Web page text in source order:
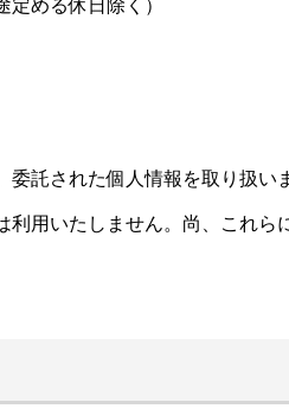
る休日除く）
託された個人情報を取り扱い
用いたしません。尚、これら